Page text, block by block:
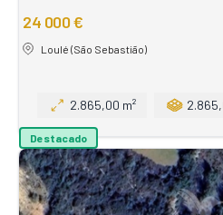
24 000 €
Loulé (São Sebastião)
2.865,00 m²
Destacado